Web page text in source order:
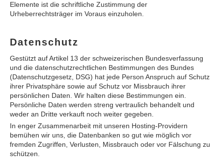
Elemente ist die schriftliche Zustimmung der
Urheberrechtsträger im Voraus einzuholen.
Datenschutz
Gestützt auf Artikel 13 der schweizerischen Bundesverfassung
und die datenschutzrechtlichen Bestimmungen des Bundes
(Datenschutzgesetz, DSG) hat jede Person Anspruch auf Schutz
ihrer Privatsphäre sowie auf Schutz vor Missbrauch ihrer
persönlichen Daten. Wir halten diese Bestimmungen ein.
Persönliche Daten werden streng vertraulich behandelt und
weder an Dritte verkauft noch weiter gegeben.
In enger Zusammenarbeit mit unseren Hosting-Providern
bemühen wir uns, die Datenbanken so gut wie möglich vor
fremden Zugriffen, Verlusten, Missbrauch oder vor Fälschung zu
schützen.